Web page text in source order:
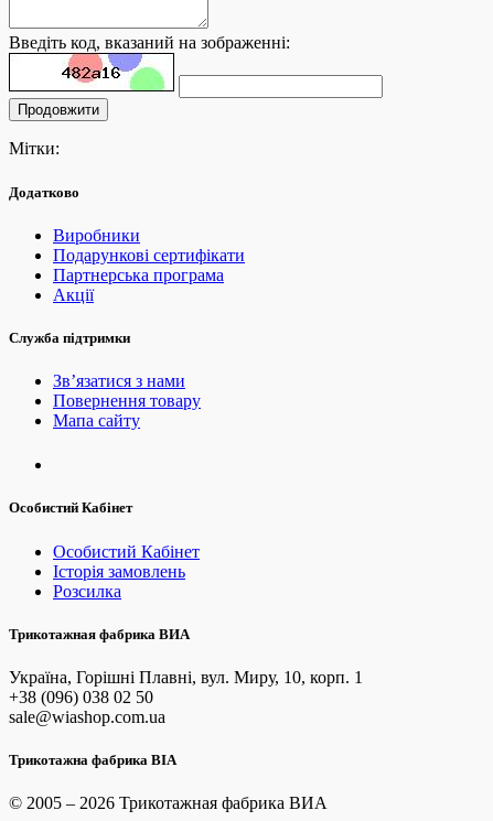
Введіть код, вказаний на зображенні:
Продовжити
Мітки:
Додатково
Виробники
Подарункові сертифікати
Партнерська програма
Акції
Служба підтримки
Зв’язатися з нами
Повернення товару
Мапа сайту
Особистий Кабінет
Особистий Кабінет
Історія замовлень
Розсилка
Трикотажная фабрика ВИА
Україна, Горішні Плавні, вул. Миру, 10, корп. 1
+38 (096) 038 02 50
sale@wiashop.com.ua
Трикотажна фабрика ВІА
© 2005 – 2026 Трикотажная фабрика ВИА